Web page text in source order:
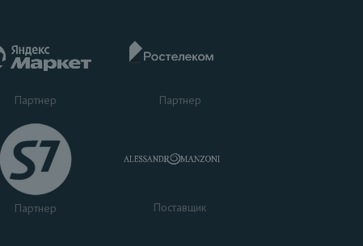
Партнер Партнер
Партнер Поставщик